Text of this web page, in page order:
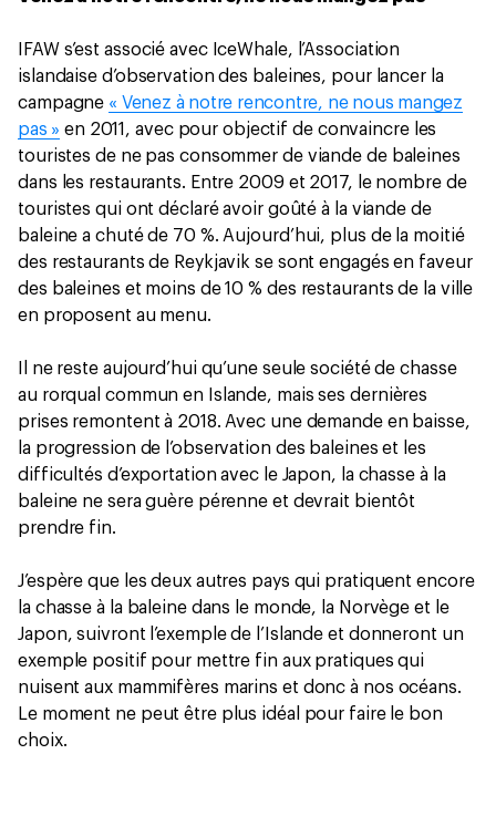
IFAW s’est associé avec IceWhale, l’Association
islandaise d’observation des baleines, pour lancer la
campagne « Venez à notre rencontre, ne nous mangez
pas » en 2011, avec pour objectif de convaincre les
touristes de ne pas consommer de viande de baleines
dans les restaurants. Entre 2009 et 2017, le nombre de
touristes qui ont déclaré avoir goûté à la viande de
baleine a chuté de 70 %. Aujourd’hui, plus de la moitié
des restaurants de Reykjavik se sont engagés en faveur
des baleines et moins de 10 % des restaurants de la ville
en proposent au menu.
Il ne reste aujourd’hui qu’une seule société de chasse
au rorqual commun en Islande, mais ses dernières
prises remontent à 2018. Avec une demande en baisse,
la progression de l’observation des baleines et les
difficultés d’exportation avec le Japon, la chasse à la
baleine ne sera guère pérenne et devrait bientôt
prendre fin.
J’espère que les deux autres pays qui pratiquent encore
la chasse à la baleine dans le monde, la Norvège et le
Japon, suivront l’exemple de l’Islande et donneront un
exemple positif pour mettre fin aux pratiques qui
nuisent aux mammifères marins et donc à nos océans.
Le moment ne peut être plus idéal pour faire le bon
choix.